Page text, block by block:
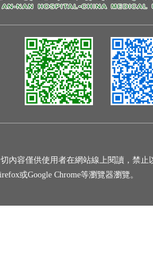
內容僅供使用者在網站線上閱讀，禁
或Google Chrome等瀏覽器瀏覽。